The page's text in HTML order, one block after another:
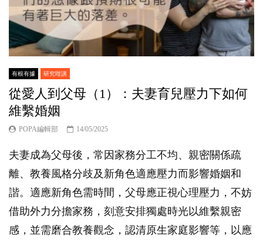
有根有據 研究咁講
從愛人到父母（1）：夫妻育兒壓力下如何
維繫婚姻
POPA編輯部 14/05/2025
夫妻成為父母後，常因家務分工不均、親密關係疏
離、教養風格分歧及新角色適應壓力而影響婚姻和
諧。適應新角色需時間，父母應正視心理壓力，不妨
借助外力分擔家務，刻意安排獨處時光以維繫親密
感，並需磨合教養觀念，認清原生家庭影響等，以應